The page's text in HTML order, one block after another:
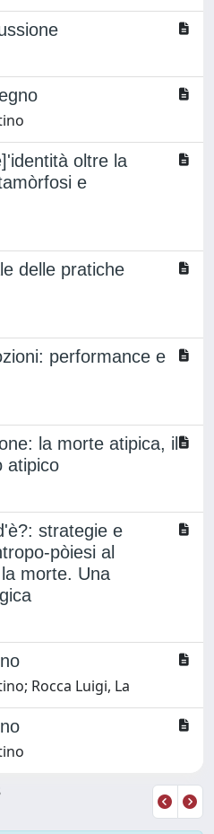
oltre la
e
delle pratiche
performance e
la morte atipica, il
atipico
strategie e
pòiesi al
morte. Una
Rocca Luigi, La